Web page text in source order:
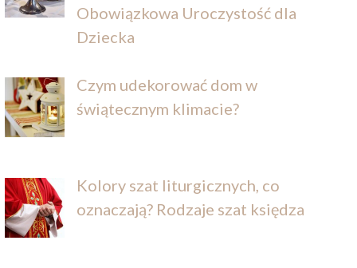
Obowiązkowa Uroczystość dla
Dziecka
Czym udekorować dom w
świątecznym klimacie?
Kolory szat liturgicznych, co
oznaczają? Rodzaje szat księdza